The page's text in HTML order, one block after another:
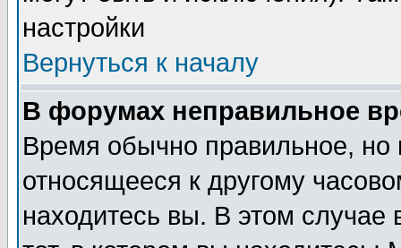
настройки
Вернуться к началу
В форумах неправильное
Время обычно правильное,
относящееся к другому
находитесь вы. В этом